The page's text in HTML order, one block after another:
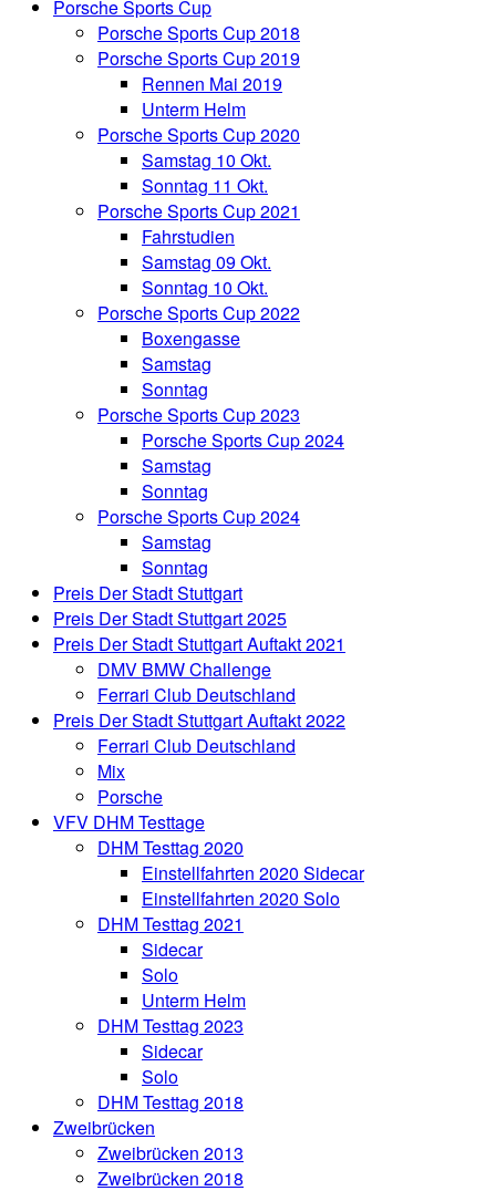
Porsche Sports Cup
Porsche Sports Cup 2018
Porsche Sports Cup 2019
Rennen Mai 2019
Unterm Helm
Porsche Sports Cup 2020
Samstag 10 Okt.
Sonntag 11 Okt.
Porsche Sports Cup 2021
Fahrstudien
Samstag 09 Okt.
Sonntag 10 Okt.
Porsche Sports Cup 2022
Boxengasse
Samstag
Sonntag
Porsche Sports Cup 2023
Porsche Sports Cup 2024
Samstag
Sonntag
Porsche Sports Cup 2024
Samstag
Sonntag
Preis Der Stadt Stuttgart
Preis Der Stadt Stuttgart 2025
Preis Der Stadt Stuttgart Auftakt 2021
DMV BMW Challenge
Ferrari Club Deutschland
Preis Der Stadt Stuttgart Auftakt 2022
Ferrari Club Deutschland
Mix
Porsche
VFV DHM Testtage
DHM Testtag 2020
Einstellfahrten 2020 Sidecar
Einstellfahrten 2020 Solo
DHM Testtag 2021
Sidecar
Solo
Unterm Helm
DHM Testtag 2023
Sidecar
Solo
DHM Testtag 2018
Zweibrücken
Zweibrücken 2013
Zweibrücken 2018